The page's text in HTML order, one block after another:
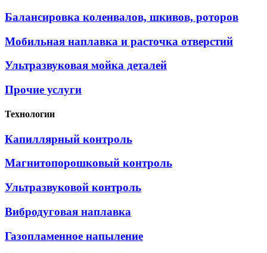
Балансировка коленвалов, шкивов, роторов
Мобильная наплавка и расточка отверстий
Ультразвуковая мойка деталей
Прочие услуги
Технологии
Капиллярный контроль
Магнитопорошковый контроль
Ультразвуковой контроль
Вибродуговая наплавка
Газопламенное напыление